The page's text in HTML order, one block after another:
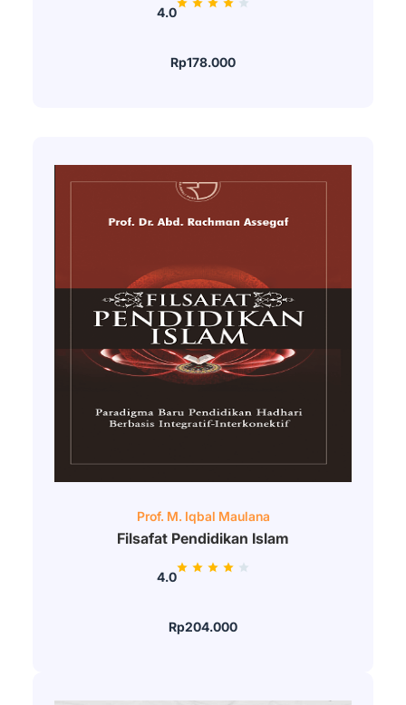
4.0
Rp178.000
Prof. M. Iqbal Maulana
Filsafat Pendidikan Islam
4.0
Rp204.000